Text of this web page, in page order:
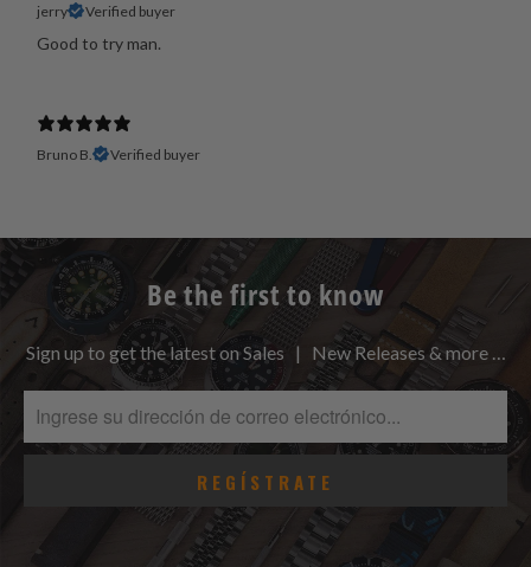
jerry Verified buyer
Good to try man.
Bruno B. Verified buyer
Be the first to know
Sign up to get the latest on Sales | New Releases & more …